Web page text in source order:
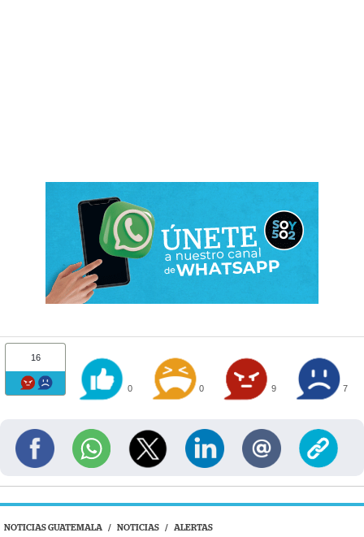
16
0 0 9 7
NOTICIAS GUATEMALA / NOTICIAS / ALERTAS